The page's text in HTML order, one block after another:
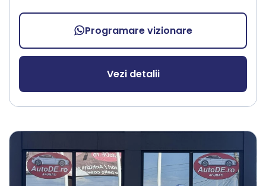
Programare vizionare
Vezi detalii